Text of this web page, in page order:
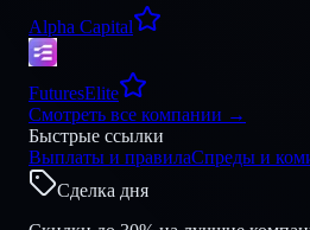
Alpha Capital
FuturesElite
Смотреть все компании →
Быстрые ссылки
Выплаты и правилаСпреды и
Сделка дня